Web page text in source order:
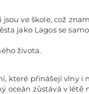
ve škole, což
jako Lagos se
života.
které přinášejí vlny i
oceán zůstává v létě